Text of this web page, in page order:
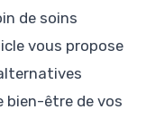
de soins
vous propose
bien-être de vos